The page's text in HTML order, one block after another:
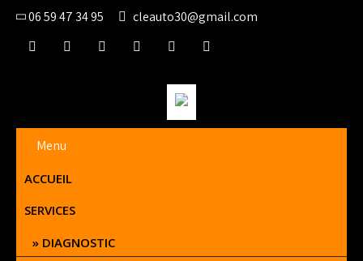
06 59 47 34 95 cleauto30@gmail.com
Menu
ACCUEIL
SERVICES
DIAGNOSTIC